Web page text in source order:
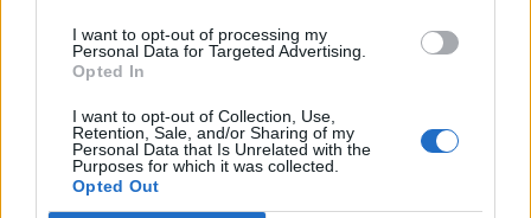
I want to opt-out of processing my
Personal Data for Targeted Advertising.
Opted In
I want to opt-out of Collection, Use,
Retention, Sale, and/or Sharing of my
Personal Data that Is Unrelated with the
Purposes for which it was collected.
Opted Out